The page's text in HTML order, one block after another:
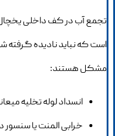
تجمع آب در کف داخلی یخچال
است که نباید نادیده گرفته
مشکل هستند:
انسداد لوله تخلیه
خرابی المنت یا سنسور